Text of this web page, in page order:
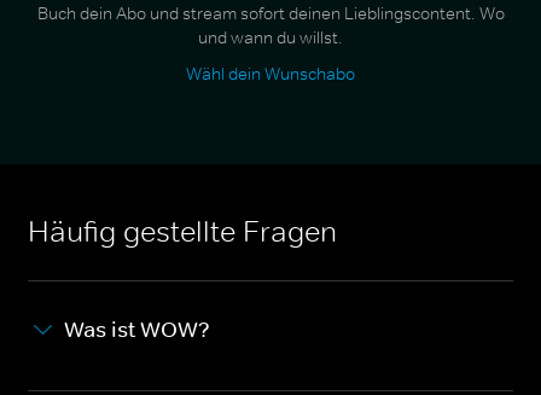
Buch dein Abo und stream sofort deinen Lieblingscontent. Wo
und wann du willst.
Wähl dein Wunschabo
Häufig gestellte Fragen
Was ist WOW?